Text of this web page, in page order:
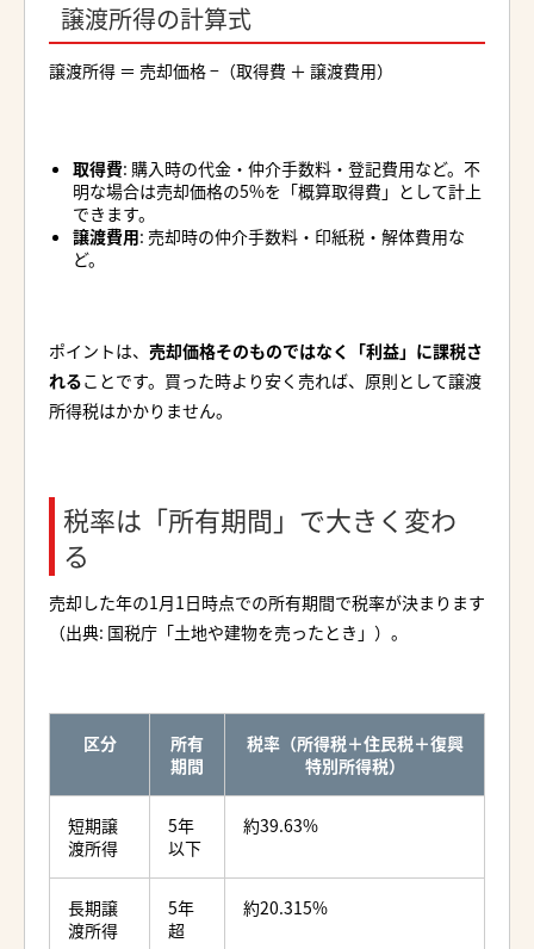
譲渡所得の計算式
譲渡所得 ＝ 売却価格 −（取得費 ＋ 譲渡費用）
取得費: 購入時の代金・仲介手数料・登記費用など。不
明な場合は売却価格の5%を「概算取得費」として計上
できます。
譲渡費用: 売却時の仲介手数料・印紙税・解体費用な
ど。
ポイントは、 売却価格そのものではなく「利益」に課税さ
れることです。買った時より安く売れば、原則として譲渡
所得税はかかりません。
税率は「所有期間」で大きく変わ
る
売却した年の1月1日時点での所有期間で税率が決まります
（出典: 国税庁「土地や建物を売ったとき」）。
区分
所有
期間
税率（所得税＋住民税＋復興
特別所得税）
短期譲
渡所得
5年
以下
約39.63%
長期譲
渡所得
5年
超
約20.315%